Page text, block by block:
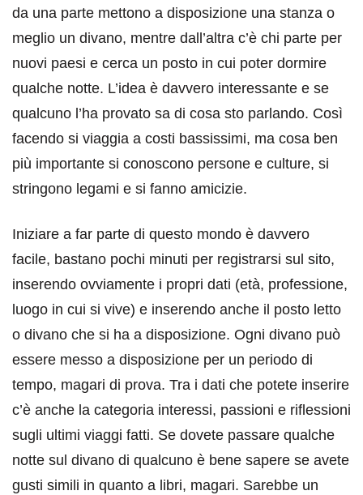
da una parte mettono a disposizione una stanza o
meglio un divano, mentre dall’altra c’è chi parte per
nuovi paesi e cerca un posto in cui poter dormire
qualche notte. L’idea è davvero interessante e se
qualcuno l’ha provato sa di cosa sto parlando. Così
facendo si viaggia a costi bassissimi, ma cosa ben
più importante si conoscono persone e culture, si
stringono legami e si fanno amicizie.
Iniziare a far parte di questo mondo è davvero
facile, bastano pochi minuti per registrarsi sul sito,
inserendo ovviamente i propri dati (età, professione,
luogo in cui si vive) e inserendo anche il posto letto
o divano che si ha a disposizione. Ogni divano può
essere messo a disposizione per un periodo di
tempo, magari di prova. Tra i dati che potete inserire
c’è anche la categoria interessi, passioni e riflessioni
sugli ultimi viaggi fatti. Se dovete passare qualche
notte sul divano di qualcuno è bene sapere se avete
gusti simili in quanto a libri, magari. Sarebbe un